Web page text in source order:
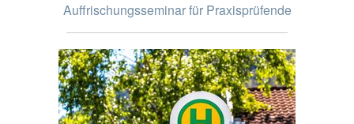
Auffrischungsseminar für Praxisprüfende